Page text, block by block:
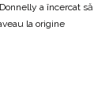
a încercat să
la origine